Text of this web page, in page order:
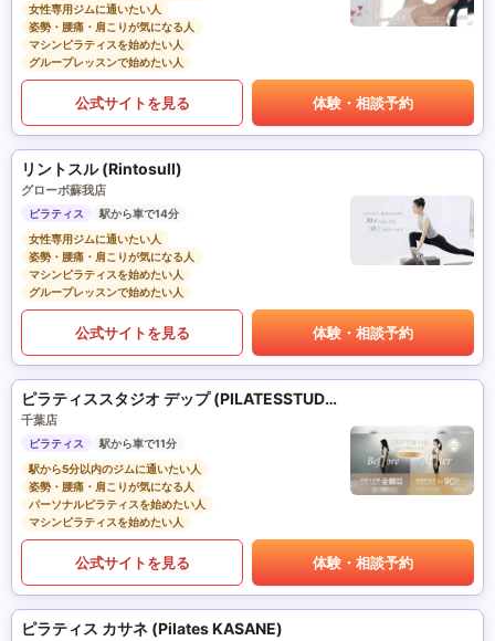
女性専用ジムに通いたい人
姿勢・腰痛・肩こりが気になる人
マシンピラティスを始めたい人
グループレッスンで始めたい人
公式サイトを見る 体験・相談予約
リントスル (Rintosull)
グローボ蘇我店
ピラティス
駅から車で14分
女性専用ジムに通いたい人
姿勢・腰痛・肩こりが気になる人
マシンピラティスを始めたい人
グループレッスンで始めたい人
公式サイトを見る 体験・相談予約
ピラティススタジオ デップ (PILATESSTUDIO DEP)
千葉店
ピラティス
駅から車で11分
駅から5分以内のジムに通いたい人
姿勢・腰痛・肩こりが気になる人
パーソナルピラティスを始めたい人
マシンピラティスを始めたい人
公式サイトを見る 体験・相談予約
ピラティス カサネ (Pilates KASANE)